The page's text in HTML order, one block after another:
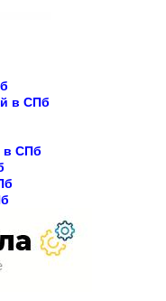
в СПб
в СПб